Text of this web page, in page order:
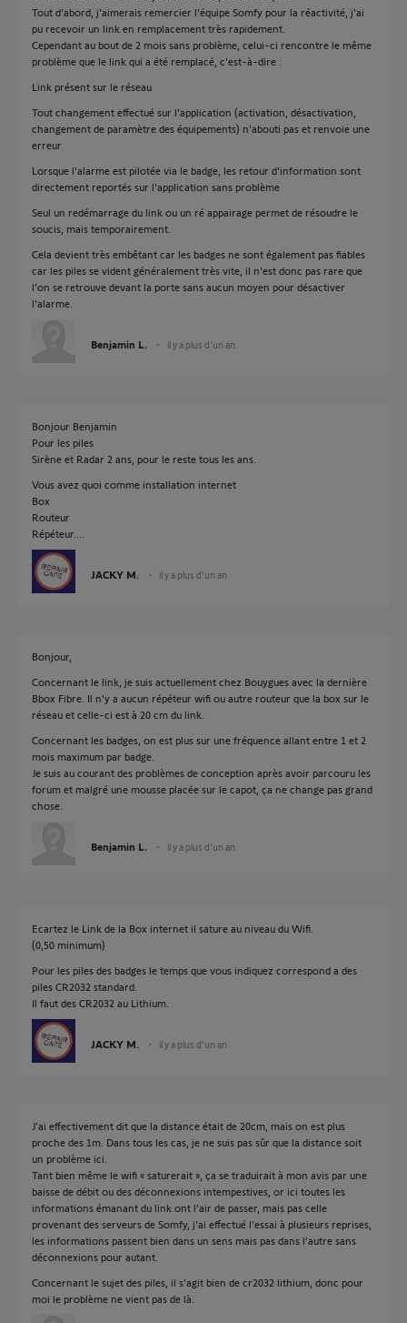
Tout d'abord, j'aimerais remercier l'équipe Somfy pour la réactivité, j'ai
pu recevoir un link en remplacement très rapidement.
Cependant au bout de 2 mois sans problème, celui-ci rencontre le même
problème que le link qui a été remplacé, c'est-à-dire :
Link présent sur le réseau
Tout changement effectué sur l'application (activation, désactivation,
changement de paramètre des équipements) n'abouti pas et renvoie une
erreur
Lorsque l'alarme est pilotée via le badge, les retour d'information sont
directement reportés sur l'application sans problème
Seul un redémarrage du link ou un ré appairage permet de résoudre le
soucis, mais temporairement.
Cela devient très embêtant car les badges ne sont également pas fiables
car les piles se vident généralement très vite, il n'est donc pas rare que
l'on se retrouve devant la porte sans aucun moyen pour désactiver
l'alarme.
Benjamin L. il y a plus d'un an
Bonjour Benjamin
Pour les piles
Sirène et Radar 2 ans, pour le reste tous les ans.
Vous avez quoi comme installation internet
Box
Routeur
Répéteur....
JACKY M. il y a plus d'un an
Bonjour,
Concernant le link, je suis actuellement chez Bouygues avec la dernière
Bbox Fibre. Il n'y a aucun répéteur wifi ou autre routeur que la box sur le
réseau et celle-ci est à 20 cm du link.
Concernant les badges, on est plus sur une fréquence allant entre 1 et 2
mois maximum par badge.
Je suis au courant des problèmes de conception après avoir parcouru les
forum et malgré une mousse placée sur le capot, ça ne change pas grand
chose.
Benjamin L. il y a plus d'un an
Ecartez le Link de la Box internet il sature au niveau du Wifi.
(0,50 minimum)
Pour les piles des badges le temps que vous indiquez correspond a des
piles CR2032 standard.
Il faut des CR2032 au Lithium.
JACKY M. il y a plus d'un an
J’ai effectivement dit que la distance était de 20cm, mais on est plus
proche des 1m. Dans tous les cas, je ne suis pas sûr que la distance soit
un problème ici.
Tant bien même le wifi « saturerait », ça se traduirait à mon avis par une
baisse de débit ou des déconnexions intempestives, or ici toutes les
informations émanant du link ont l’air de passer, mais pas celle
provenant des serveurs de Somfy, j’ai effectué l’essai à plusieurs reprises,
les informations passent bien dans un sens mais pas dans l’autre sans
déconnexions pour autant.
Concernant le sujet des piles, il s’agit bien de cr2032 lithium, donc pour
moi le problème ne vient pas de là.